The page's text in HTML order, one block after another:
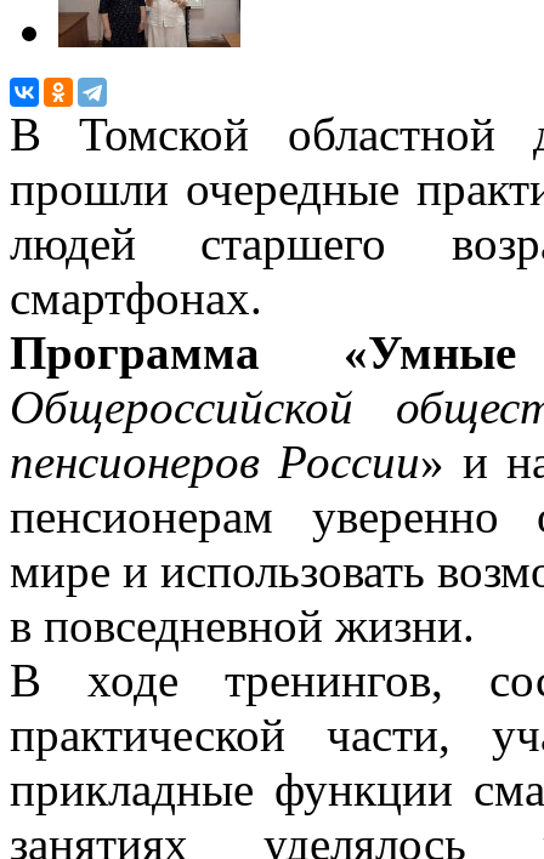
В Томской областной
прошли очередные
людей старшего
смартфонах.
Программа
Общероссийской
пенсионеров России» и
пенсионерам уверенно
мире и использовать
в повседневной жизни.
В ходе тренингов,
практической части,
прикладные функции
занятиях уделялось